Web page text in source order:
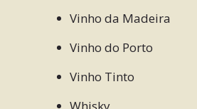
Vinho da Madeira
Vinho do Porto
Vinho Tinto